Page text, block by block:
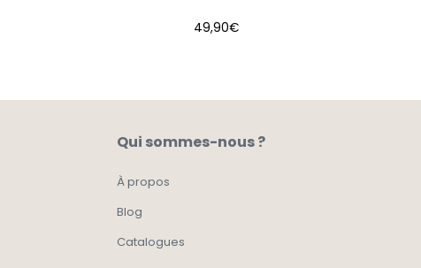
49,90€
Qui sommes-nous ?
À propos
Blog
Catalogues